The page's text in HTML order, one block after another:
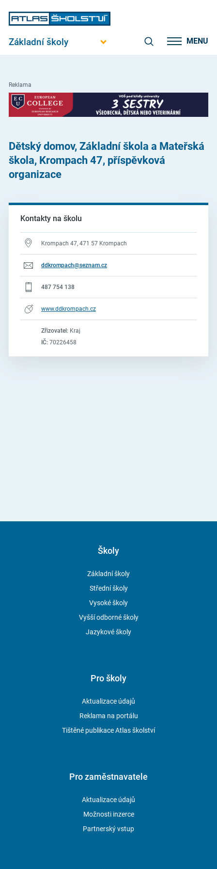
Základní školy MENU
Reklama
Dětský domov, Základní škola a Mateřská
škola, Krompach 47, příspěvková
organizace
Kontakty na školu
Krompach 47, 471 57 Krompach
ddkrompach@seznam.cz
487 754 138
www.ddkrompach.cz
Zřizovatel:Kraj
IČ:70226458
Školy
Základní školy
Střední školy
Vysoké školy
Vyšší odborné školy
Jazykové školy
Pro školy
Aktualizace údajů
Reklama na portálu
Tištěné publikace Atlas školství
Pro zaměstnavatele
Aktualizace údajů
Možnosti inzerce
Partnerský vstup